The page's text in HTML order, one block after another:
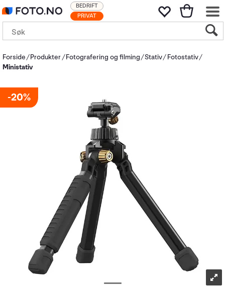
PRIVAT
BEDRIFT
Forside Produkter Fotografering og filming Stativ
Fotostativ
Ministativ
20%